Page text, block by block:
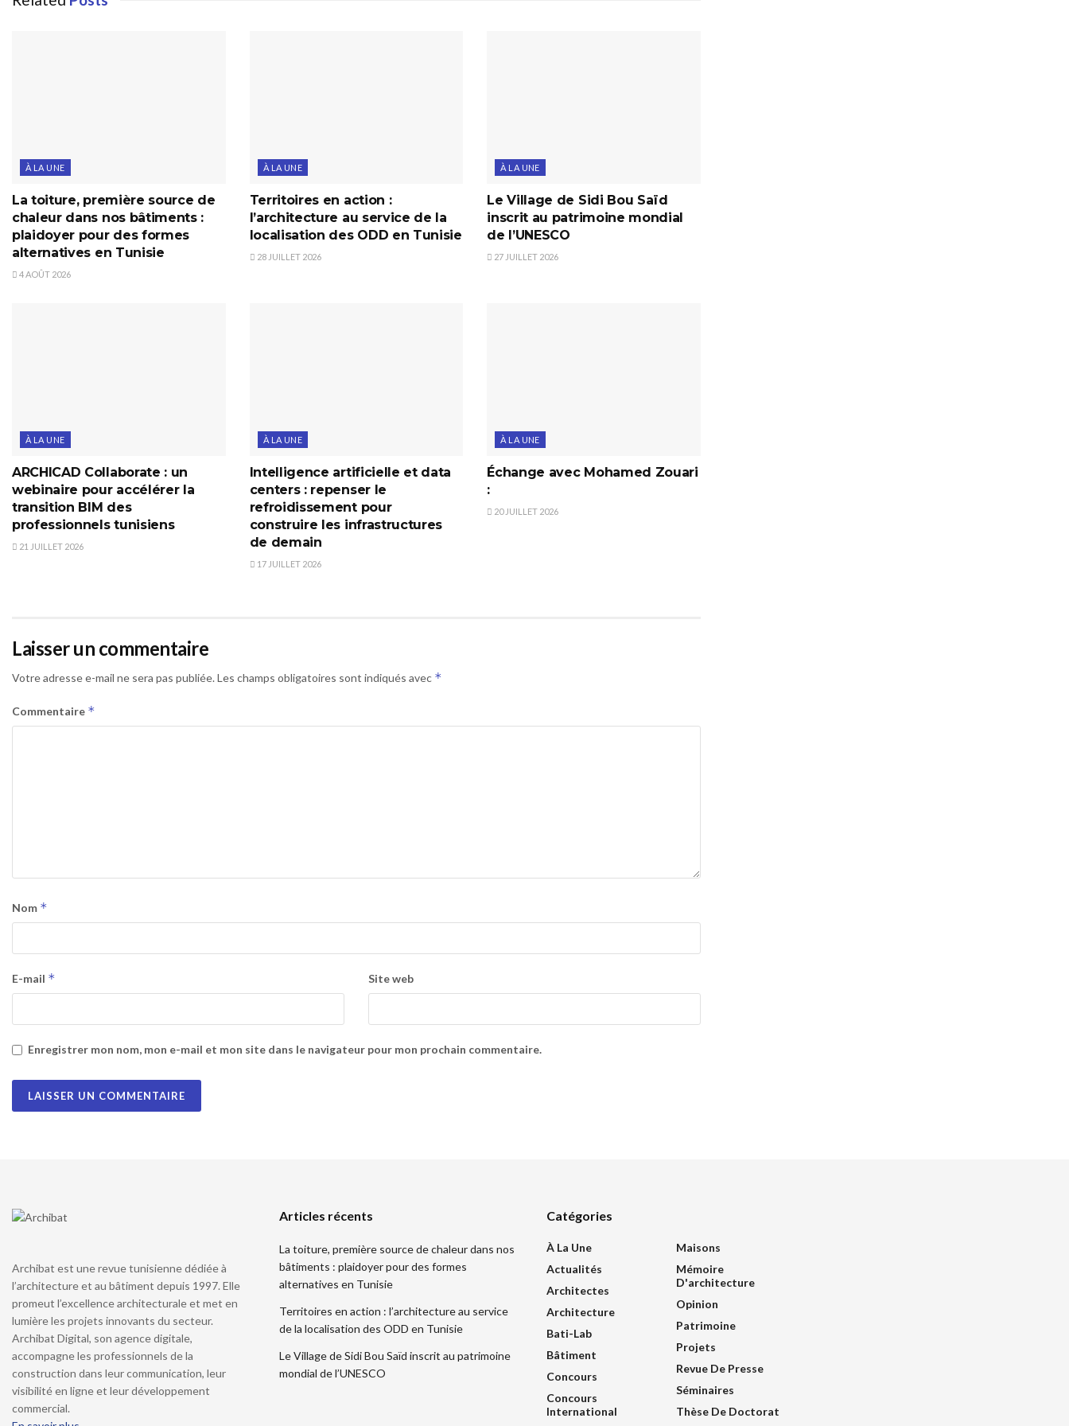
À LA UNE
La toiture, première source de
chaleur dans nos bâtiments :
plaidoyer pour des formes
alternatives en Tunisie
4 AOÛT 2026
À LA UNE
Territoires en action :
l’architecture au service de la
localisation des ODD en Tunisie
28 JUILLET 2026
À LA UNE
Le Village de Sidi Bou Saïd
inscrit au patrimoine mondial
de l’UNESCO
27 JUILLET 2026
À LA UNE
ARCHICAD Collaborate : un
webinaire pour accélérer la
transition BIM des
professionnels tunisiens
21 JUILLET 2026
À LA UNE
Intelligence artificielle et data
centers : repenser le
refroidissement pour
construire les infrastructures
de demain
17 JUILLET 2026
À LA UNE
Échange avec Mohamed Zouari
:
20 JUILLET 2026
Laisser un commentaire
Votre adresse e-mail ne sera pas publiée. Les champs obligatoires sont indiqués avec *
Commentaire *
Nom *
E-mail * Site web
Enregistrer mon nom, mon e-mail et mon site dans le navigateur pour mon prochain commentaire.
Archibat est une revue tunisienne dédiée à
l’architecture et au bâtiment depuis 1997. Elle
promeut l’excellence architecturale et met en
lumière les projets innovants du secteur.
Archibat Digital, son agence digitale,
accompagne les professionnels de la
construction dans leur communication, leur
visibilité en ligne et leur développement
commercial.
Articles récents
La toiture, première source de chaleur dans nos
bâtiments : plaidoyer pour des formes
alternatives en Tunisie
Territoires en action : l’architecture au service
de la localisation des ODD en Tunisie
Le Village de Sidi Bou Saïd inscrit au patrimoine
mondial de l’UNESCO
Catégories
À La Une
Actualités
Architectes
Architecture
Bati-Lab
Bâtiment
Concours
Concours
International
Maisons
Mémoire
D'architecture
Opinion
Patrimoine
Projets
Revue De Presse
Séminaires
Thèse De Doctorat